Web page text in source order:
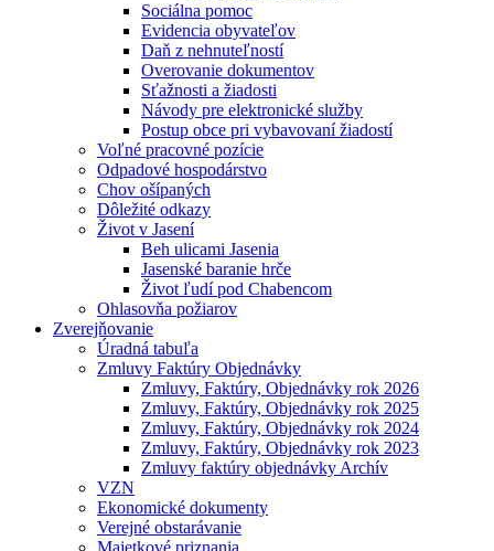
Sociálna pomoc
Evidencia obyvateľov
Daň z nehnuteľností
Overovanie dokumentov
Sťažnosti a žiadosti
Návody pre elektronické služby
Postup obce pri vybavovaní žiadostí
Voľné pracovné pozície
Odpadové hospodárstvo
Chov ošípaných
Dôležité odkazy
Život v Jasení
Beh ulicami Jasenia
Jasenské baranie hrče
Život ľudí pod Chabencom
Ohlasovňa požiarov
Zverejňovanie
Úradná tabuľa
Zmluvy Faktúry Objednávky
Zmluvy, Faktúry, Objednávky rok 2026
Zmluvy, Faktúry, Objednávky rok 2025
Zmluvy, Faktúry, Objednávky rok 2024
Zmluvy, Faktúry, Objednávky rok 2023
Zmluvy faktúry objednávky Archív
VZN
Ekonomické dokumenty
Verejné obstarávanie
Majetkové priznania